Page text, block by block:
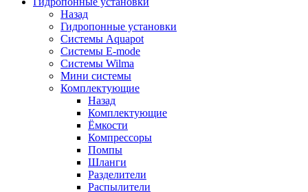
Назад
Гидропонные установки
Системы Aquapot
Системы E-mode
Системы Wilma
Мини системы
Комплектующие
Назад
Комплектующие
Ёмкости
Компрессоры
Помпы
Шланги
Разделители
Распылители